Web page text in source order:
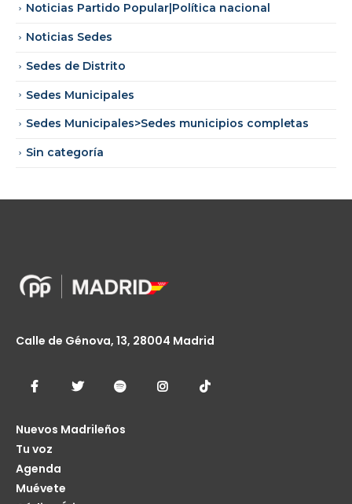
Noticias Partido Popular|Política nacional
Noticias Sedes
Sedes de Distrito
Sedes Municipales
Sedes Municipales>Sedes municipios completas
Sin categoría
Calle de Génova, 13, 28004 Madrid
Nuevos Madrileños
Tu voz
Agenda
Muévete